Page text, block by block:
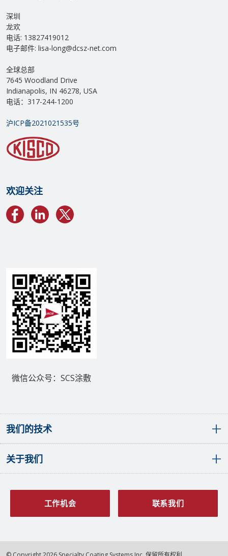
深圳
龙欢
电话: 13827419012
电子邮件: lisa-long@dcsz-net.com
全球总部
7645 Woodland Drive
Indianapolis, IN 46278, USA
电话：317-244-1200
沪ICP备2021021535号
欢迎关注
微信公众号：SCS涂敷
我们的技术
敷形涂层概览
聚对二甲苯（派瑞林）敷形涂层
SCS PlasmaGuard™涂层
原子层沉积涂层
关于我们
愿景与价值观
工作机会 联系我们